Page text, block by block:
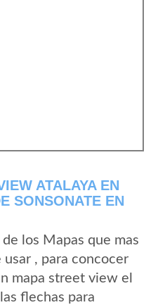
ATALAYA EN
SONSONATE EN
los Mapas que mas
usar , para concocer
mapa street view el
flechas para